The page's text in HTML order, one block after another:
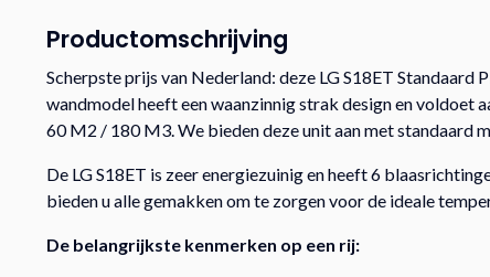
Productomschrijving
Scherpste prijs van Nederland: deze LG S18ET
wandmodel heeft een waanzinnig strak design en voldoet
60 M2 / 180 M3. We bieden deze unit aan met standaard
De LG S18ET is zeer energiezuinig en heeft 6
bieden u alle gemakken om te zorgen voor de ideale
De belangrijkste kenmerken op een rij: